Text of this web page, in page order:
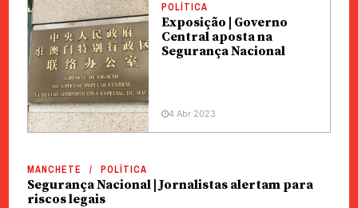
POLÍTICA
Exposição | Governo
Central aposta na
Segurança Nacional
4 Abr 2023
MANCHETE POLÍTICA
Segurança Nacional | Jornalistas alertam para
riscos legais